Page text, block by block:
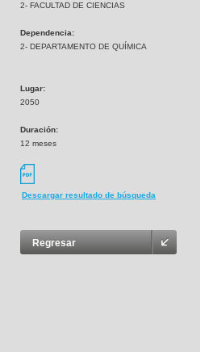
2- FACULTAD DE CIENCIAS
Dependencia:
2- DEPARTAMENTO DE QUÍMICA
Lugar:
2050
Duración:
12 meses
Descargar resultado de búsqueda
Regresar